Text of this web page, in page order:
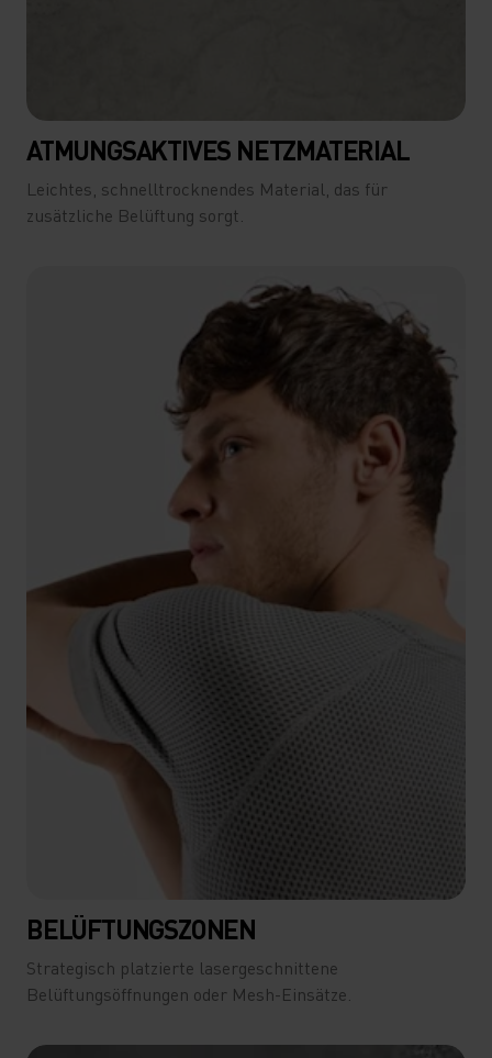
ATMUNGSAKTIVES NETZMATERIAL
Leichtes, schnelltrocknendes Material, das für
zusätzliche Belüftung sorgt.
BELÜFTUNGSZONEN
Strategisch platzierte lasergeschnittene
Belüftungsöffnungen oder Mesh-Einsätze.